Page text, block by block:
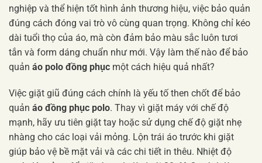
nghiệp và thể hiện tốt hình ảnh thương hiệu, việc bảo quản
đúng cách đóng vai trò vô cùng quan trọng. Không chỉ kéo
dài tuổi thọ của áo, mà còn đảm bảo màu sắc luôn tươi
tắn và form dáng chuẩn như mới. Vậy làm thế nào để bảo
quản áo polo đồng phục một cách hiệu quả nhất?
Việc giặt giũ đúng cách chính là yếu tố then chốt để bảo
quản áo đồng phục polo. Thay vì giặt máy với chế độ
mạnh, hãy ưu tiên giặt tay hoặc sử dụng chế độ giặt nhẹ
nhàng cho các loại vải mỏng. Lộn trái áo trước khi giặt
giúp bảo vệ bề mặt vải và các chi tiết in thêu. Nhiệt độ